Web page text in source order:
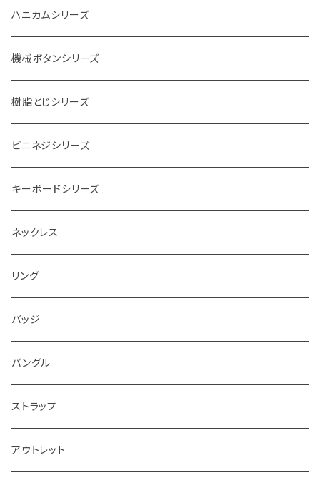
ハニカムシリーズ
機械ボタンシリーズ
樹脂とじシリーズ
ビニネジシリーズ
キーボードシリーズ
ネックレス
リング
バッジ
バングル
ストラップ
アウトレット